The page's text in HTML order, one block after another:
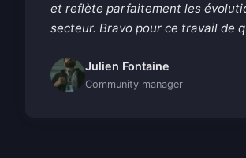
et reflète parfaitement les
secteur. Bravo pour ce travail de
Julien Fontaine
Community manager